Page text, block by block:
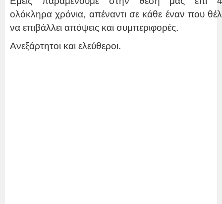
ολόκληρα χρόνια, απέναντι σε κάθε έναν που
να επιβάλλει απόψεις και συμπεριφορές.
Ανεξάρτητοι και ελεύθεροι.